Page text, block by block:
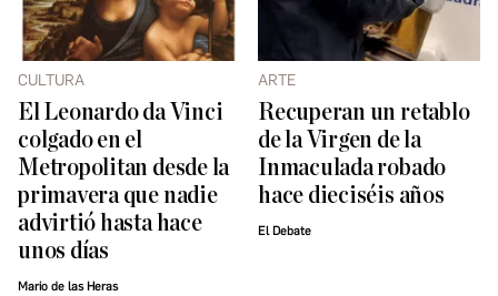
CULTURA
El Leonardo da Vinci
colgado en el
Metropolitan desde la
primavera que nadie
advirtió hasta hace
unos días
Mario de las Heras
ARTE
Recuperan un retablo
de la Virgen de la
Inmaculada robado
hace dieciséis años
El Debate